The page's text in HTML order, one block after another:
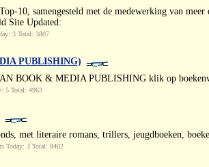
10, samengesteld met de medewerking van
Site Updated:
3 Total: 3807
PUBLISHING)
BOOK & MEDIA PUBLISHING klik op
5 Total: 4963
met literaire romans, trillers, jeugdboeken,
Today: 3 Total: 8402